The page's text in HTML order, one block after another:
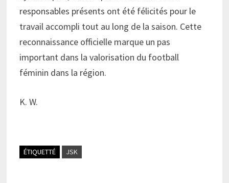
responsables présents ont été félicités pour le
travail accompli tout au long de la saison. Cette
reconnaissance officielle marque un pas
important dans la valorisation du football
féminin dans la région.
K. W.
ÉTIQUETTÉ JSK